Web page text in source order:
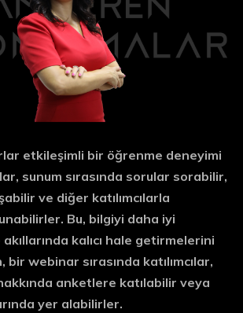
etkileşimli bir öğrenme deneyimi
sunum sırasında sorular sorabilir,
ve diğer katılımcılarla
Bu, bilgiyi daha iyi
akıllarında kalıcı hale getirmelerini
webinar sırasında katılımcılar,
anketlere katılabilir veya
yer alabilirler.